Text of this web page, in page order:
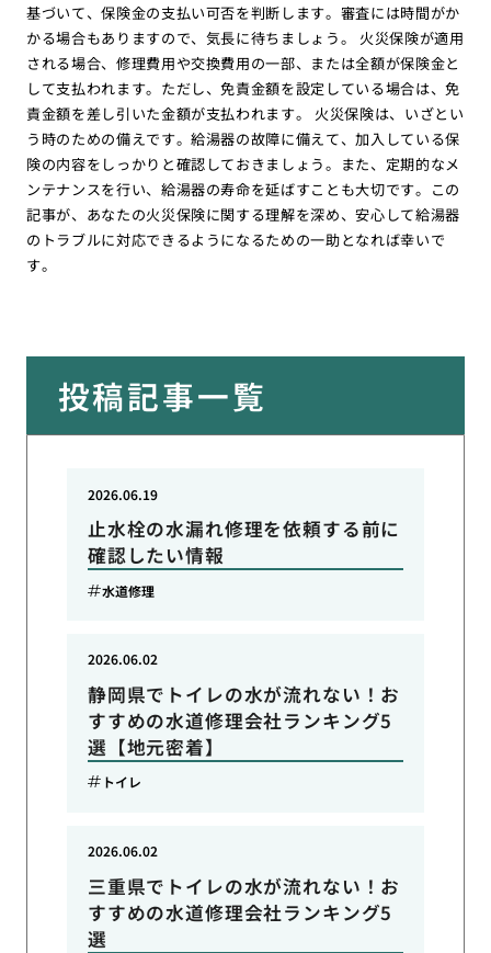
基づいて、保険金の支払い可否を判断します。審査には時間がか
かる場合もありますので、気長に待ちましょう。 火災保険が適用
される場合、修理費用や交換費用の一部、または全額が保険金と
して支払われます。ただし、免責金額を設定している場合は、免
責金額を差し引いた金額が支払われます。 火災保険は、いざとい
う時のための備えです。給湯器の故障に備えて、加入している保
険の内容をしっかりと確認しておきましょう。また、定期的なメ
ンテナンスを行い、給湯器の寿命を延ばすことも大切です。この
記事が、あなたの火災保険に関する理解を深め、安心して給湯器
のトラブルに対応できるようになるための一助となれば幸いで
す。
投稿記事一覧
止水栓の水漏れ修理を依頼する前に
確認したい情報
2026.06.19
水道修理
静岡県でトイレの水が流れない！お
すすめの水道修理会社ランキング5
選【地元密着】
2026.06.02
トイレ
三重県でトイレの水が流れない！お
すすめの水道修理会社ランキング5
選
2026.06.02